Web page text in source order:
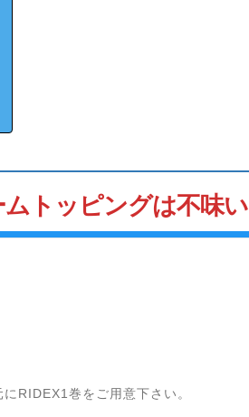
トッピングは不味い
RIDEX1巻をご用意下さい。